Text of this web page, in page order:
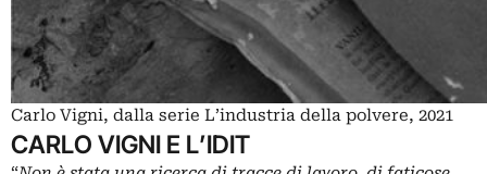
Carlo Vigni, dalla serie L’industria della polvere, 2021
CARLO VIGNI E L’IDIT